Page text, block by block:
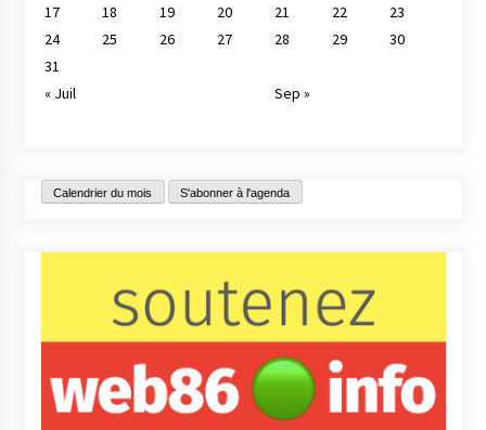
17
18 19 20 21 22
23
24
25 26 27 28 29
30
31
« Juil
Sep »
Calendrier du mois S'abonner à l'agenda